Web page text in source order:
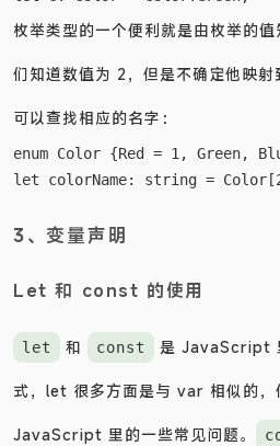
枚举类型的一个便利就是由枚举的
们知道数值为 2，但是不确定他映
可以查找相应的名字：
enum Color {Red = 1, Green,
3、变量声明
Let 和 const 的使用
let 和 const 是 JavaScript
式，let 很多方面是与 var 相似的，
JavaScript 里的一些常见问题。